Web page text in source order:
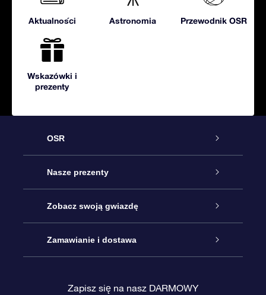
Aktualności Astronomia Przewodnik OSR
Wskazówki i
prezenty
OSR
Obsługa
Kontakt
Blog
Nasze prezenty
Podarunek Gwiazda Online
Pakiet Podarunkowy OSR
Zobacz swoją gwiazdę
Rejestr Gwiazd
Zamawianie i dostawa
Zapisz się na nasz DARMOWY